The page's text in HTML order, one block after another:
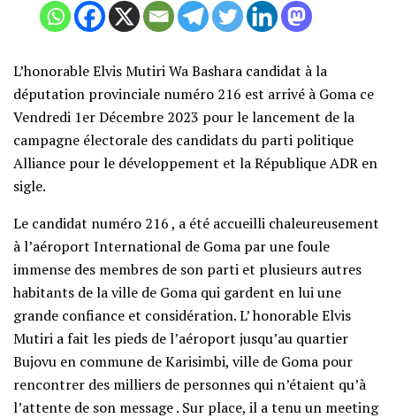
L’honorable Elvis Mutiri Wa Bashara candidat à la
députation provinciale numéro 216 est arrivé à Goma ce
Vendredi 1er Décembre 2023 pour le lancement de la
campagne électorale des candidats du parti politique
Alliance pour le développement et la République ADR en
sigle.
Le candidat numéro 216 , a été accueilli chaleureusement
à l’aéroport International de Goma par une foule
immense des membres de son parti et plusieurs autres
habitants de la ville de Goma qui gardent en lui une
grande confiance et considération. L’ honorable Elvis
Mutiri a fait les pieds de l’aéroport jusqu’au quartier
Bujovu en commune de Karisimbi, ville de Goma pour
rencontrer des milliers de personnes qui n’étaient qu’à
l’attente de son message . Sur place, il a tenu un meeting